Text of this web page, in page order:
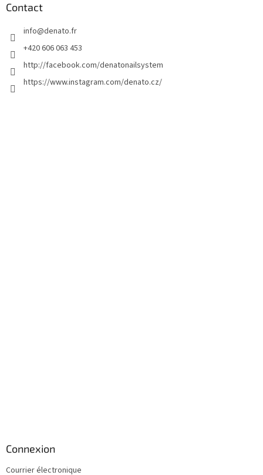
Contact
info@denato.fr
+420 606 063 453
http://facebook.com/denatonailsystem
https://www.instagram.com/denato.cz/
Connexion
Courrier électronique